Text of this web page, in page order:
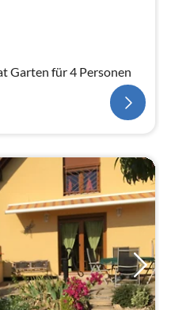
Garten für 4 Personen